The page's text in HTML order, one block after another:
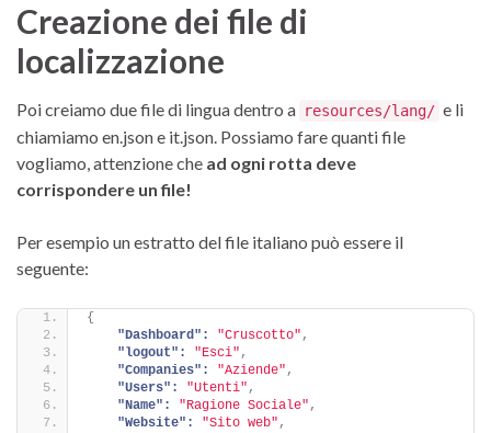
Creazione dei file di
localizzazione
Poi creiamo due file di lingua dentro a resources/lang/ e li
chiamiamo en.json e it.json. Possiamo fare quanti file
vogliamo, attenzione che ad ogni rotta deve
corrispondere un file!
Per esempio un estratto del file italiano può essere il
seguente:
{
"Dashboard":
"Cruscotto" ,
"logout":
"Esci" ,
"Companies":
"Aziende" ,
"Users":
"Utenti" ,
"Name":
"Ragione Sociale" ,
"Website":
"Sito web" ,